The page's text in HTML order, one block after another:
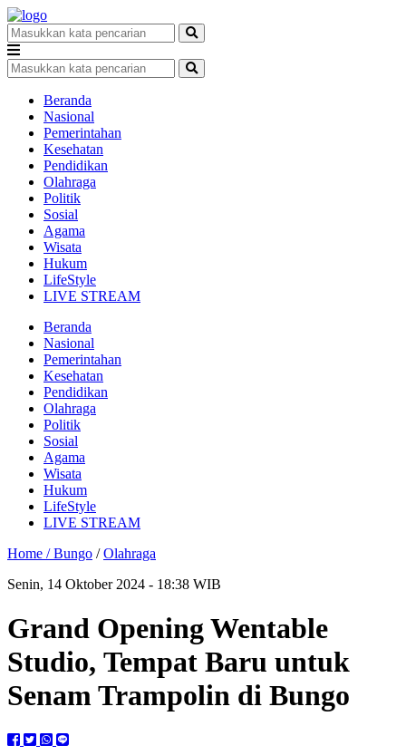
Beranda
Nasional
Pemerintahan
Kesehatan
Pendidikan
Olahraga
Politik
Sosial
Agama
Wisata
Hukum
LifeStyle
LIVE STREAM
Beranda
Nasional
Pemerintahan
Kesehatan
Pendidikan
Olahraga
Politik
Sosial
Agama
Wisata
Hukum
LifeStyle
LIVE STREAM
Home /Bungo /Olahraga
Senin, 14 Oktober 2024 - 18:38 WIB
Grand Opening Wentable
Studio, Tempat Baru untuk
Senam Trampolin di Bungo